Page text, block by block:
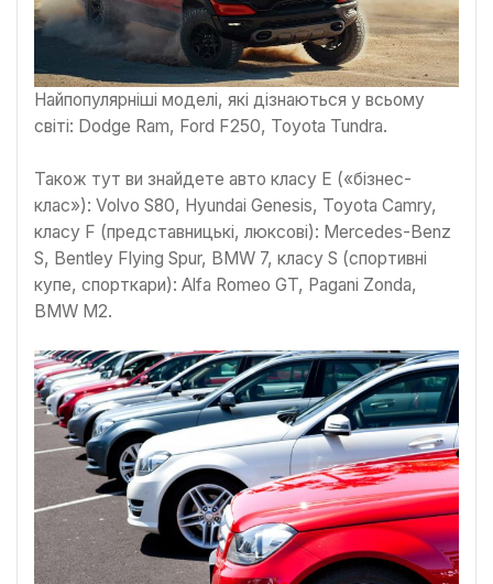
Найпопулярніші моделі, які дізнаються у всьому
світі: Dodge Ram, Ford F250, Toyota Tundra.
Також тут ви знайдете авто класу Е («бізнес-
клас»): Volvo S80, Hyundai Genesis, Toyota Camry,
класу F (представницькі, люксові): Mercedes-Benz
S, Bentley Flying Spur, BMW 7, класу S (спортивні
купе, спорткари): Alfa Romeo GT, Pagani Zonda,
BMW M2.